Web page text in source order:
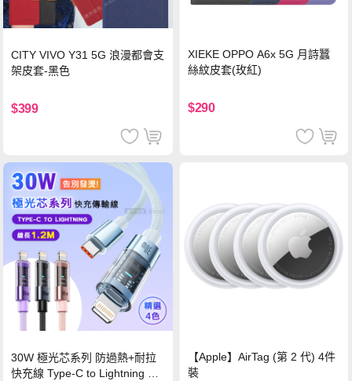
CITY VIVO Y31 5G 浪漫都會支
架皮套-黑色
$399
XIEKE OPPO A6x 5G 月詩蠶
絲紋皮套(玫紅)
$290
30W 極光芯系列 防過熱+耐拉
快充線 Type-C to Lightning 傳
【Apple】AirTag (第 2 代) 4件
裝